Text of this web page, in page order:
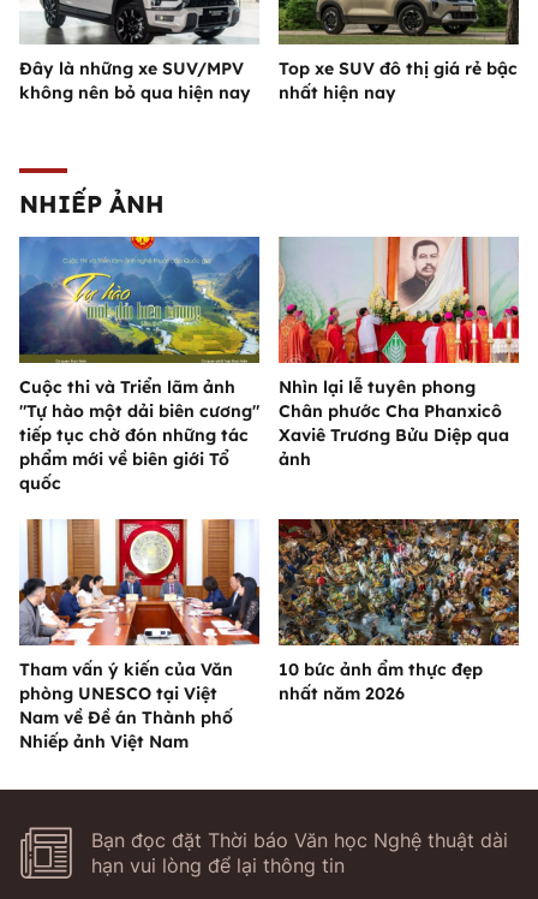
Đây là những xe SUV/MPV
không nên bỏ qua hiện nay
Top xe SUV đô thị giá rẻ bậc
nhất hiện nay
NHIẾP ẢNH
Cuộc thi và Triển lãm ảnh
"Tự hào một dải biên cương"
tiếp tục chờ đón những tác
phẩm mới về biên giới Tổ
quốc
Nhìn lại lễ tuyên phong
Chân phước Cha Phanxicô
Xaviê Trương Bửu Diệp qua
ảnh
Tham vấn ý kiến của Văn
phòng UNESCO tại Việt
Nam về Đề án Thành phố
Nhiếp ảnh Việt Nam
10 bức ảnh ẩm thực đẹp
nhất năm 2026
Bạn đọc đặt Thời báo Văn học Nghệ thuật dài
hạn vui lòng để lại thông tin